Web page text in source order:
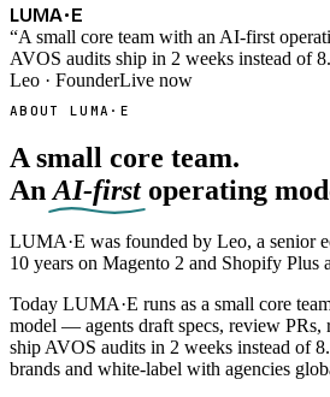
LUMA·E
“A small core team with an AI-first
AVOS audits ship in 2 weeks instead of
Leo · FounderLive now
ABOUT LUMA·E
A small core team.
An AI-firstoperating
LUMA·E was founded by Leo, a senior
10 years on Magento 2 and Shopify Plus
Today LUMA·E runs as a small core
model — agents draft specs, review PRs,
ship AVOS audits in 2 weeks instead of
brands and white-label with agencies